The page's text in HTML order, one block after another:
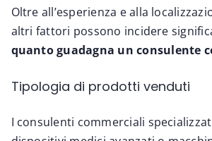
Oltre all’esperienza e alla
altri fattori possono incidere
quanto guadagna un consulente
Tipologia di prodotti venduti
I consulenti commerciali